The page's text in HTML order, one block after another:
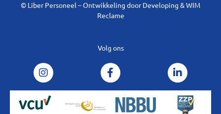
© Liber Personeel – Ontwikkeling doorDeveloping &WIM
Reclame
Volg ons